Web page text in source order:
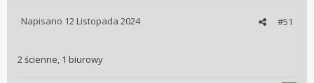
#51
Napisano 12 Listopada 2024
2 ścienne, 1 biurowy